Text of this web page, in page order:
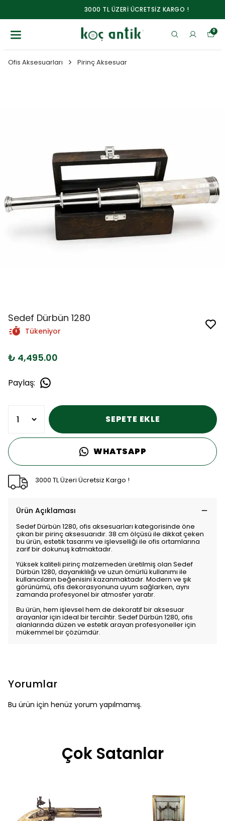
3000 TL ÜZERİ ÜCRETSİZ KARGO !
0
Ofis Aksesuarları Pirinç Aksesuar
Sedef Dürbün 1280
Tükeniyor
₺ 4,495.00
Paylaş:
SEPETE EKLE
WHATSAPP
3000 TL Üzeri Ücretsiz Kargo !
Ürün Açıklaması
Sedef Dürbün 1280, ofis aksesuarları kategorisinde öne
çıkan bir pirinç aksesuarıdır. 38 cm ölçüsü ile dikkat çeken
bu ürün, estetik tasarımı ve işlevselliği ile ofis ortamlarına
zarif bir dokunuş katmaktadır.
Yüksek kaliteli pirinç malzemeden üretilmiş olan Sedef
Dürbün 1280, dayanıklılığı ve uzun ömürlü kullanımı ile
kullanıcıların beğenisini kazanmaktadır. Modern ve şık
görünümü, ofis dekorasyonuna uyum sağlarken, aynı
zamanda profesyonel bir atmosfer yaratır.
Bu ürün, hem işlevsel hem de dekoratif bir aksesuar
arayanlar için ideal bir tercihtir. Sedef Dürbün 1280, ofis
alanlarında düzen ve estetik arayan profesyoneller için
mükemmel bir çözümdür.
Yorumlar
Bu ürün için henüz yorum yapılmamış.
Çok Satanlar